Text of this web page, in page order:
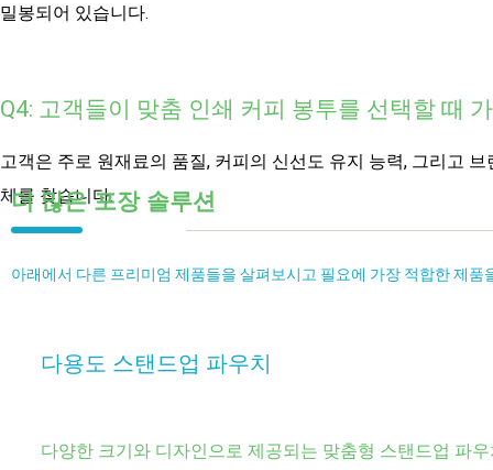
밀봉되어 있습니다.
Q4: 고객들이 맞춤 인쇄 커피 봉투를 선택할 때
고객은 주로 원재료의 품질, 커피의 신선도 유지 능력, 그리고
체를 찾습니다.
더 많은 포장 솔루션
아래에서 다른 프리미엄 제품들을 살펴보시고 필요에 가장 적합한 제품
다용도 스탠드업 파우치
다양한 크기와 디자인으로 제공되는 맞춤형 스탠드업 파